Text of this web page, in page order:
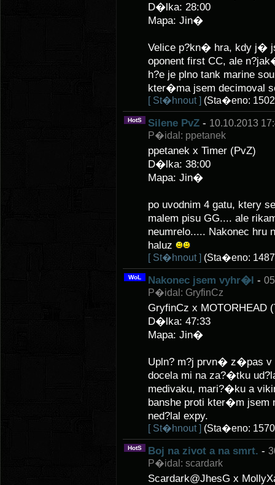
D�lka: 28:00
Mapa: Jin�
Velice p?kn� hra, kdy j�
oponent first CC, ale
h?e je plno tank marine
kter�ma jsem decimoval
[ St�hnout ] (Sta�eno:
HotS Silene PvZ - 10.10.2013
P�idal: ppetanek
ppetanek x Timer (PvZ)
D�lka: 38:00
Mapa: Jin�
po uvodnim 4 gatu, ktery
malem pisu GG.... ale
neumrelo..... Nakonec hru
haluz
[ St�hnout ] (Sta�eno:
WoL Nakonec jsem vyhr�l -
P�idal: GryfinCz
GryfinCz x MOTORHEAD
D�lka: 47:33
Mapa: Jin�
Upln? m?j prvn� z�pas
docela mi na za?�tku
medivaku, mari?�ku a
banshe proti kter�m jsem
ned?lal expy.
[ St�hnout ] (Sta�eno:
HotS Boj na zivot a na smrt. -
P�idal: scardark
Scardark@JhesG x